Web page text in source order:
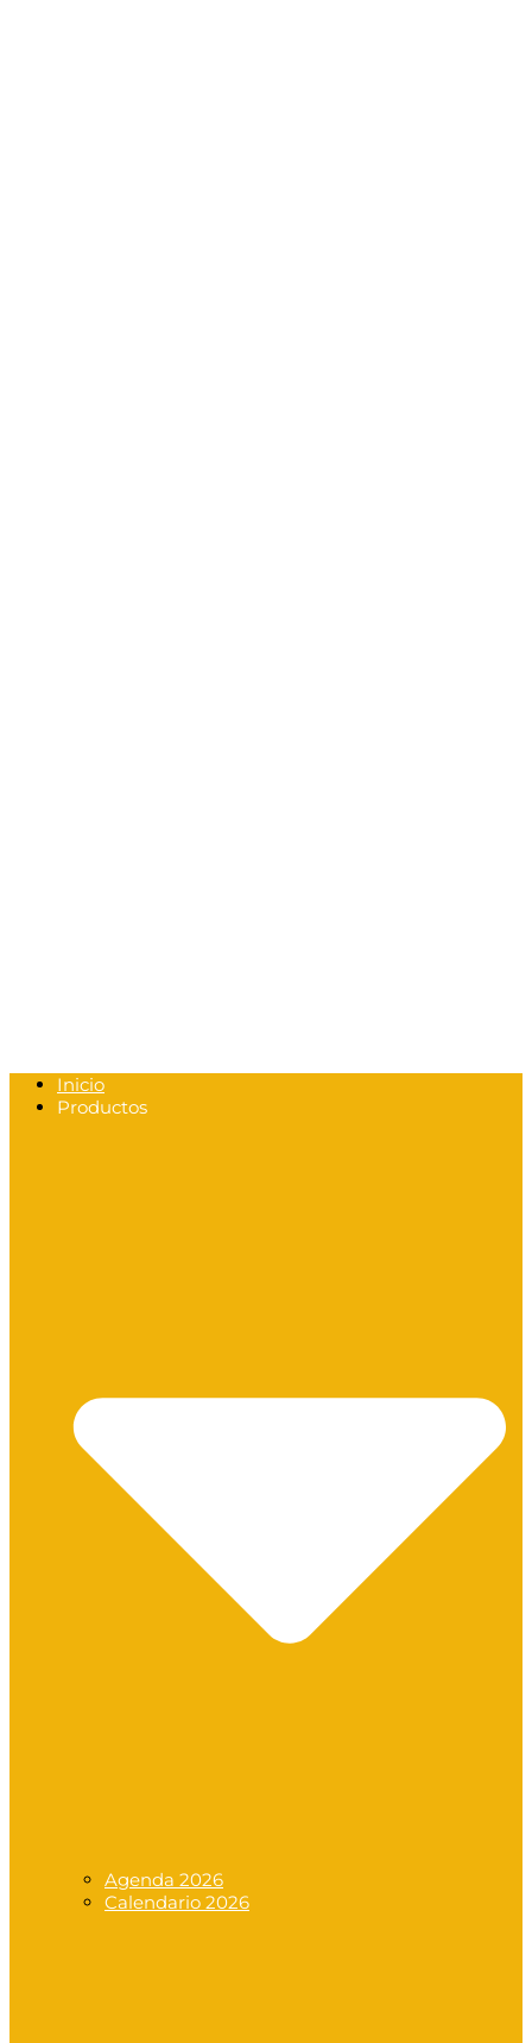
Inicio
Productos
Agenda 2026
Calendario 2026